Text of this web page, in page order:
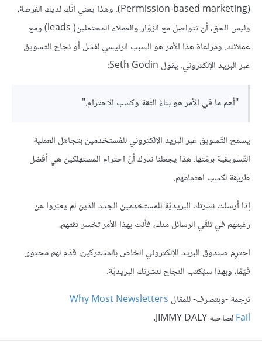
(Permission-based marketing). وهذا يعني أنّك لديك الفرصة،
وليس الحق، أن تتواصل مع الزوّار والعملاء المحتملين( leads) ومع
عملائك. ومراعاة هذا الأمر هو السبب الرئيسي لفشل أو نجاح التسويق
عبر البريد الإلكتروني. يقول Seth Godin:
"أهم ما في الأمر هو بناءُ الثقة وكسب الاحترام."
يسمح التّسويق عبر البريد الإلكتروني للمُستخدمين بتجاهل العملية
التّسويقية برمّتها. هذا يجعلنا ندرك أنّ احترام المستهلكين هي أفضل
طريقة لكسب اهتمامهم.
إذا أرسلت نشرتك البريديّة للمستخدمين الجدد الذين لم يعبّروا عن
رغبتهم في تلقّي الرسائل منك، فأنت بهذا الأمر تخسر ثقتهم.
احترِم صندوق البريد الإلكتروني الخاص بالمشتركين، قدّم لهم محتوى
قيّمًا، وبهذا سيُكتب النجاح لنشرتك البريديّة.
ترجمة -وبتصرف- للمقال Why Most Newsletters
Failلصاحبه JIMMY DALY.